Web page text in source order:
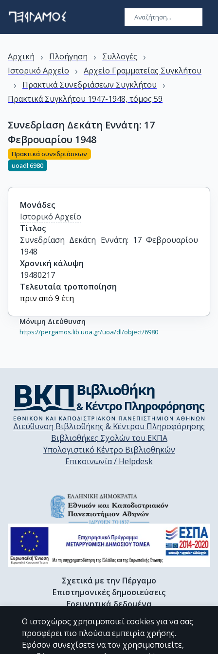
Αρχική › Πλοήγηση › Συλλογές ›
Ιστορικό Αρχείο › Αρχείο Γραμματείας Συγκλήτου
› Πρακτικά Συνεδριάσεων Συγκλήτου ›
Πρακτικά Συγκλήτου 1947-1948, τόμος 59
Συνεδρίαση Δεκάτη Εννάτη: 17
Φεβρουαρίου 1948
Πρακτικά συνεδριάσεων
uoadl:6980
Μονάδες
Ιστορικό Αρχείο
Τίτλος
Συνεδρίαση Δεκάτη Εννάτη: 17 Φεβρουαρίου
1948
Χρονική κάλυψη
19480217
Τελευταία τροποποίηση
πριν από 9 έτη
Μόνιμη Διεύθυνση
https://pergamos.lib.uoa.gr/uoa/dl/object/6980
Διεύθυνση Βιβλιοθήκης & Κέντρου Πληροφόρησης
Βιβλιοθήκες Σχολών του ΕΚΠΑ
Υπολογιστικό Κέντρο Βιβλιοθηκών
Επικοινωνία / Helpdesk
Σχετικά με την Πέργαμο
Επιστημονικές δημοσιεύσεις
Ερευνητικά δεδομένα
Διδακτορικές διατριβές & Γκρίζα βιβλιογραφία
Προφίλ Ερευνητή
Ο ιστοχώρος χρησιμοποιεί cookies για να σας
προσφέρει πιο πλούσια εμπειρία χρήσης.
Εφόσον συνεχίσετε να τον χρησιμοποιείτε,